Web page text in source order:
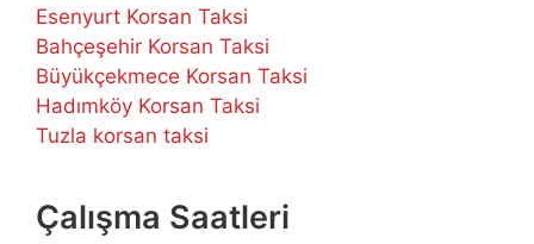
Esenyurt Korsan Taksi
Bahçeşehir Korsan Taksi
Büyükçekmece Korsan Taksi
Hadımköy Korsan Taksi
Tuzla korsan taksi
Çalışma Saatleri